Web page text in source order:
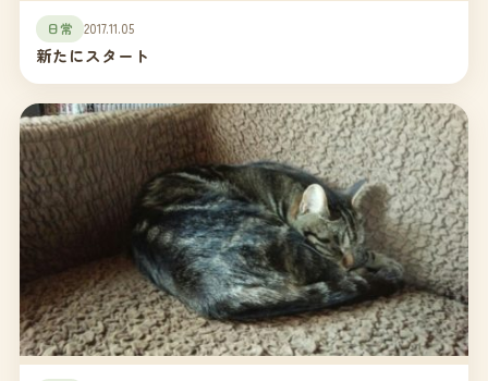
日常 2017.11.05
新たにスタート